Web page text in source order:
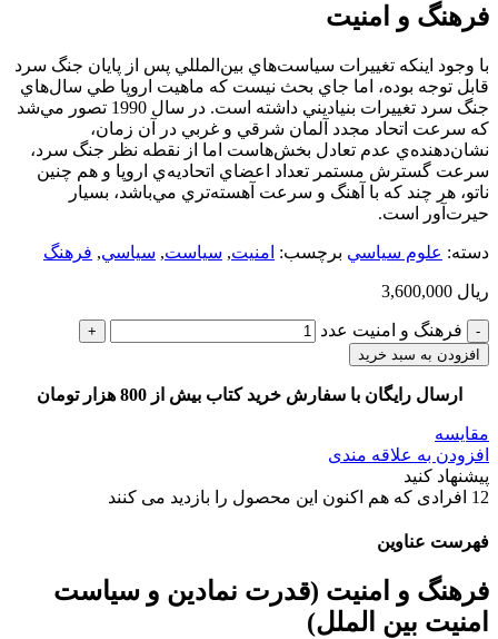
فرهنگ و امنيت
با وجود اينکه تغييرات سياست‌هاي بين‌المللي پس از پايان جنگ سرد
قابل توجه بوده، اما جاي بحث نيست که ماهيت اروپا طي سال‌هاي
جنگ سرد تغييرات بنياديني داشته است. در سال 1990 تصور مي‌شد
که سرعت اتحاد مجدد آلمان شرقي و غربي در آن زمان،
نشان‌دهنده‌ي عدم تعادل بخش‌هاست اما از نقطه نظر جنگ سرد،
سرعت گسترش مستمر تعداد اعضاي اتحاديه‌ي اروپا و هم چنين
ناتو، هر چند که با آهنگ و سرعت آهسته‌تري مي‌باشد، بسيار
حيرت‌آور است.
دسته: علوم سياسي برچسب: امنيت, سياست, سياسي, فرهنگ
ریال
فرهنگ و امنيت عدد
افزودن به سبد خرید
ارسال رایگان با سفارش خرید کتاب بیش از 800 هزار تومان
مقایسه
افزودن به علاقه مندی
پیشنهاد کنید
12 افرادی که هم اکنون این محصول را بازدید می کنند
فهرست عناوین
فرهنگ و امنيت (قدرت نمادين و سياست
امنيت بين الملل)